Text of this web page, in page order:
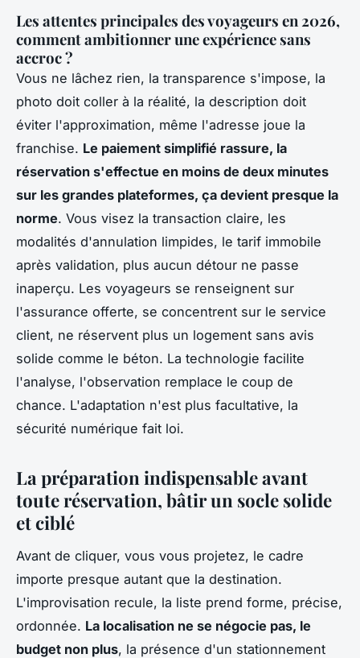
Les attentes principales des voyageurs en 2026,
comment ambitionner une expérience sans
accroc ?
Vous ne lâchez rien, la transparence s'impose, la
photo doit coller à la réalité, la description doit
éviter l'approximation, même l'adresse joue la
franchise. Le paiement simplifié rassure, la
réservation s'effectue en moins de deux minutes
sur les grandes plateformes, ça devient presque la
norme. Vous visez la transaction claire, les
modalités d'annulation limpides, le tarif immobile
après validation, plus aucun détour ne passe
inaperçu. Les voyageurs se renseignent sur
l'assurance offerte, se concentrent sur le service
client, ne réservent plus un logement sans avis
solide comme le béton. La technologie facilite
l'analyse, l'observation remplace le coup de
chance. L'adaptation n'est plus facultative, la
sécurité numérique fait loi.
La préparation indispensable avant
toute réservation, bâtir un socle solide
et ciblé
Avant de cliquer, vous vous projetez, le cadre
importe presque autant que la destination.
L'improvisation recule, la liste prend forme, précise,
ordonnée. La localisation ne se négocie pas, le
budget non plus, la présence d'un stationnement